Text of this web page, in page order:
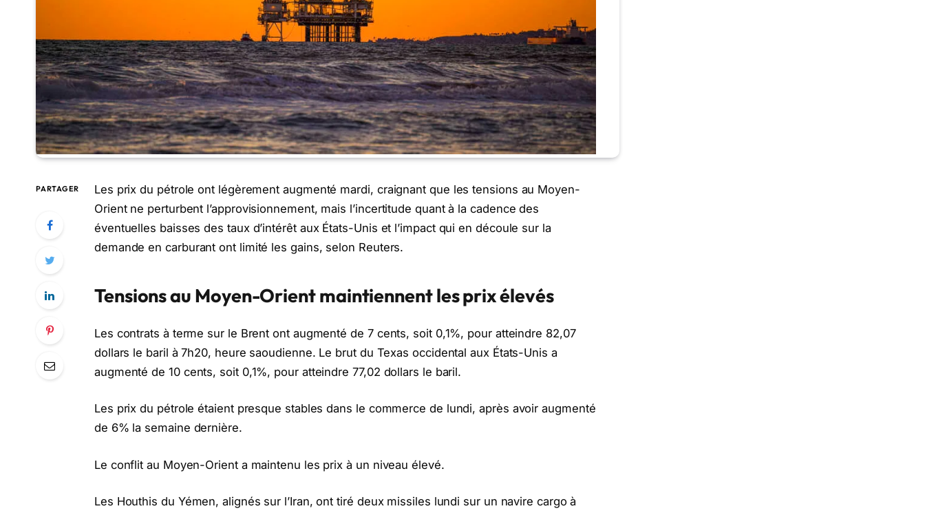
PARTAGER
Les prix du pétrole ont légèrement augmenté mardi, craignant que les tensions au Moyen-
Orient ne perturbent l’approvisionnement, mais l’incertitude quant à la cadence des
éventuelles baisses des taux d’intérêt aux États-Unis et l’impact qui en découle sur la
demande en carburant ont limité les gains, selon Reuters.
Tensions au Moyen-Orient maintiennent les prix élevés
Les contrats à terme sur le Brent ont augmenté de 7 cents, soit 0,1%, pour atteindre 82,07
dollars le baril à 7h20, heure saoudienne. Le brut du Texas occidental aux États-Unis a
augmenté de 10 cents, soit 0,1%, pour atteindre 77,02 dollars le baril.
Les prix du pétrole étaient presque stables dans le commerce de lundi, après avoir augmenté
de 6% la semaine dernière.
Le conflit au Moyen-Orient a maintenu les prix à un niveau élevé.
Les Houthis du Yémen, alignés sur l’Iran, ont tiré deux missiles lundi sur un navire cargo à